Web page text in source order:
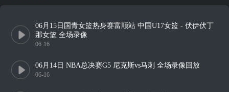
06月15日国青女篮热身赛富顺站 中国U17女篮 - 伏伊伏丁
那女篮 全场录像
06-16
06月14日 NBA总决赛G5 尼克斯vs马刺 全场录像回放
06-16